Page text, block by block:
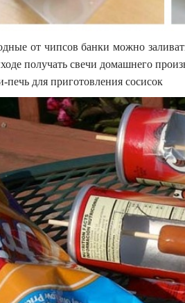
от чипсов банки можно
получать свечи домашнего
для приготовления сосисок